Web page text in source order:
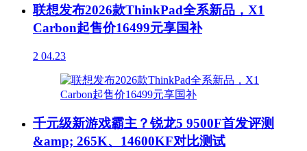
联想发布2026款ThinkPad全系新品，X1
Carbon起售价16499元享国补
2 04.23
千元级新游戏霸主？锐龙5 9500F首发评测
&amp; 265K、14600KF对比测试